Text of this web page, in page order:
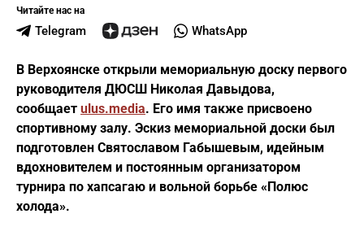
Читайте нас на
Telegram WhatsApp
В Верхоянске открыли мемориальную доску первого
руководителя ДЮСШ Николая Давыдова,
сообщает ulus.media. Его имя также присвоено
спортивному залу. Эскиз мемориальной доски был
подготовлен Святославом Габышевым, идейным
вдохновителем и постоянным организатором
турнира по хапсагаю и вольной борьбе «Полюс
холода».